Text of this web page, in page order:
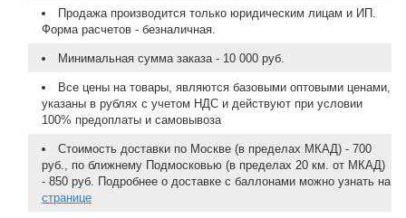
Продажа производится только юридическим лицам и ИП.
Форма расчетов - безналичная.
Минимальная сумма заказа - 10 000 руб.
Все цены на товары, являются базовыми оптовыми ценами,
указаны в рублях с учетом НДС и действуют при условии
100% предоплаты и самовывоза
Стоимость доставки по Москве (в пределах МКАД) - 700
руб., по ближнему Подмосковью (в пределах 20 км. от МКАД)
- 850 руб. Подробнее о доставке с баллонами можно узнать на
странице